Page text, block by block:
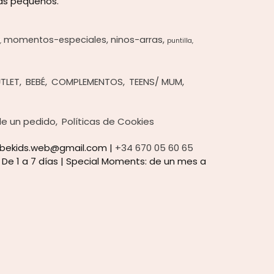
momentos-especiales ninos-arras puntilla
BEBÉ COMPLEMENTOS TEENS/ MUM
un pedido Políticas de Cookies
| +34 670 05 60 65
De 1 a 7 días | Special Moments: de un mes a